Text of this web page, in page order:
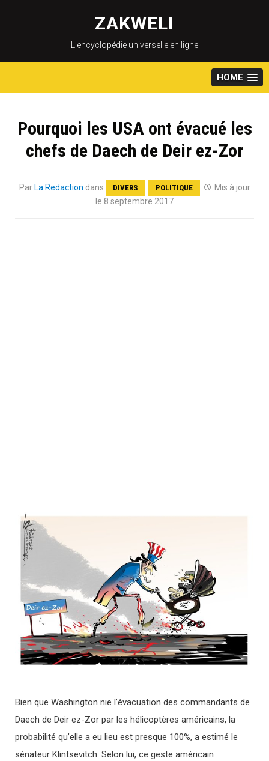
content
ZAKWELI
L’encyclopédie universelle en ligne
HOME
Pourquoi les USA ont évacué les
chefs de Daech de Deir ez-Zor
Par La Redaction dans DIVERS POLITIQUE
Mis à jour
le 8 septembre 2017
Bien que Washington nie l’évacuation des commandants de
Daech de Deir ez-Zor par les hélicoptères américains, la
probabilité qu’elle a eu lieu est presque 100%, a estimé le
sénateur Klintsevitch. Selon lui, ce geste américain